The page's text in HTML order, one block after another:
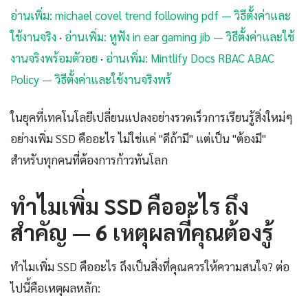
อ่านเพิ่ม: michael covel trend following pdf — วิธีตั้งค่าและ
ใช้งานจริง · อ่านเพิ่ม: หูฟัง in ear gaming jib — วิธีตั้งค่าและใช้
งานจริงพร้อมตัวอย · อ่านเพิ่ม: Mintlify Docs RBAC ABAC
Policy — วิธีตั้งค่าและใช้งานจริงพร้
ในยุคที่เทคโนโลยีเปลี่ยนแปลงอย่างรวดเร็วการเรียนรู้สิ่งใหม่ๆ
อย่างเพิ่ม SSD คืออะไร ไม่ใช่แค่ "ดีถ้ามี" แต่เป็น "ต้องมี"
สำหรับทุกคนที่ต้องการก้าวทันโลก
ทำไมเพิ่ม SSD คืออะไร ถึง
สำคัญ — 6 เหตุผลที่คุณต้องรู้
ทำไมเพิ่ม SSD คืออะไร ถึงเป็นสิ่งที่คุณควรให้ความสนใจ? ต่อ
ไปนี้คือเหตุผลหลัก: